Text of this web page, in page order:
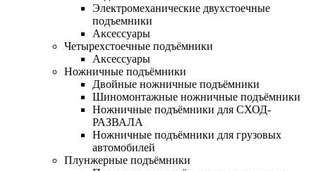
Электромеханические двухстоечные
подъемники
Аксессуары
Четырехстоечные подъёмники
Аксессуары
Ножничные подъёмники
Двойные ножничные подъёмники
Шиномонтажные ножничные подъёмники
Ножничные подъёмники для СХОД-
РАЗВАЛА
Ножничные подъёмники для грузовых
автомобилей
Плунжерные подъёмники